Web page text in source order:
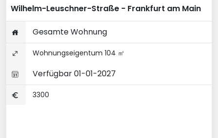
Wilhelm-Leuschner-Straße - Frankfurt am Main
Gesamte Wohnung
Wohnungseigentum 104 ㎡
Verfügbar 01-01-2027
3300